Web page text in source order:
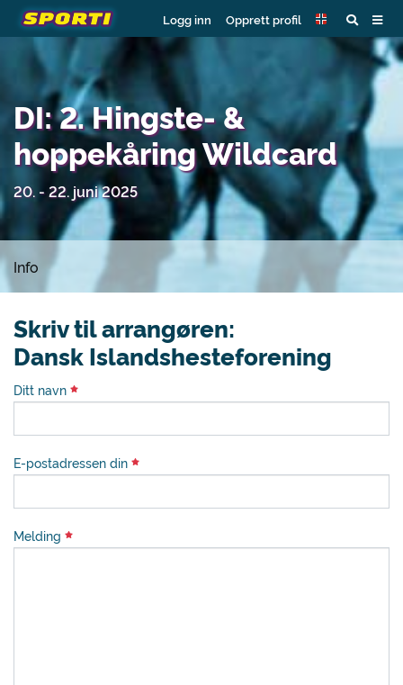
Logg inn Opprett profil
DI: 2. Hingste- &
hoppekåring Wildcard
20. - 22. juni 2025
Info
Skriv til arrangøren:
Dansk Islandshesteforening
Ditt navn
E-postadressen din
Melding